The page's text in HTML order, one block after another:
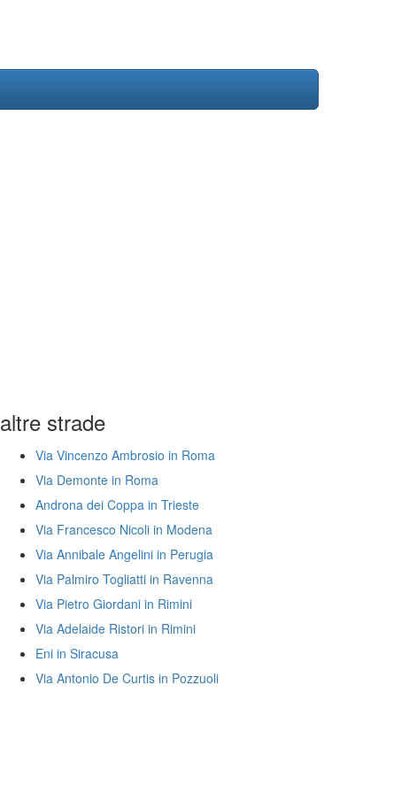
altre strade
Via Vincenzo Ambrosio in Roma
Via Demonte in Roma
Androna dei Coppa in Trieste
Via Francesco Nicoli in Modena
Via Annibale Angelini in Perugia
Via Palmiro Togliatti in Ravenna
Via Pietro Giordani in Rimini
Via Adelaide Ristori in Rimini
Eni in Siracusa
Via Antonio De Curtis in Pozzuoli